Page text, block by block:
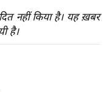
नहीं किया है। यह ख़बर
है।